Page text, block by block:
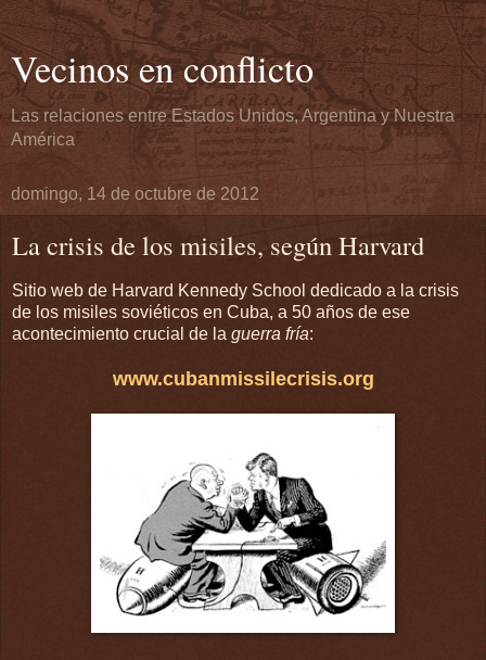
Vecinos en conflicto
Las relaciones entre Estados Unidos, Argentina y Nuestra
América
domingo, 14 de octubre de 2012
La crisis de los misiles, según Harvard
Sitio web de Harvard Kennedy School dedicado a la crisis
de los misiles soviéticos en Cuba, a 50 años de ese
acontecimiento crucial de la guerra fría:
www.cubanmissilecrisis.org